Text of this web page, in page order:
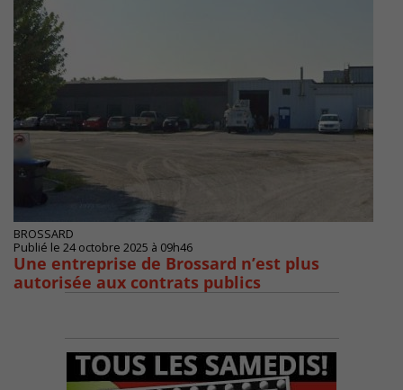
BROSSARD
Publié le 24 octobre 2025 à 09h46
Une entreprise de Brossard n’est plus
autorisée aux contrats publics